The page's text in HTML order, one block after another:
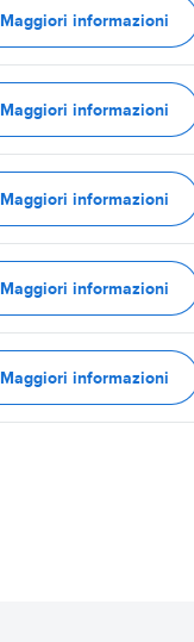
Maggiori informazioni
Maggiori informazioni
Maggiori informazioni
Maggiori informazioni
Maggiori informazioni